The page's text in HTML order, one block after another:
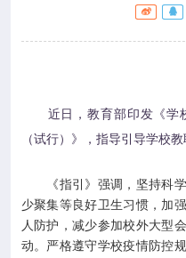
科研培训
学术期刊
近日，教育部印发《学校
（试行）》，指导引导学校
《指引》强调，坚持科学
少聚集等良好卫生习惯，加
人防护，减少参加校外大型
动。严格遵守学校疫情防控